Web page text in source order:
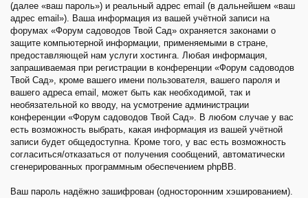
(далее «ваш пароль») и реальный адрес email (в дальнейшем «ваш
адрес email»). Ваша информация из вашей учётной записи на
форумах «Форум садоводов Твой Сад» охраняется законами о
защите компьютерной информации, применяемыми в стране,
предоставляющей нам услуги хостинга. Любая информация,
запрашиваемая при регистрации в конференции «Форум садоводов
Твой Сад», кроме вашего имени пользователя, вашего пароля и
вашего адреса email, может быть как необходимой, так и
необязательной ко вводу, на усмотрение администрации
конференции «Форум садоводов Твой Сад». В любом случае у вас
есть возможность выбрать, какая информация из вашей учётной
записи будет общедоступна. Кроме того, у вас есть возможность
согласиться/отказаться от получения сообщений, автоматически
сгенерированных программным обеспечением phpBB.
Ваш пароль надёжно зашифрован (односторонним хэшированием).